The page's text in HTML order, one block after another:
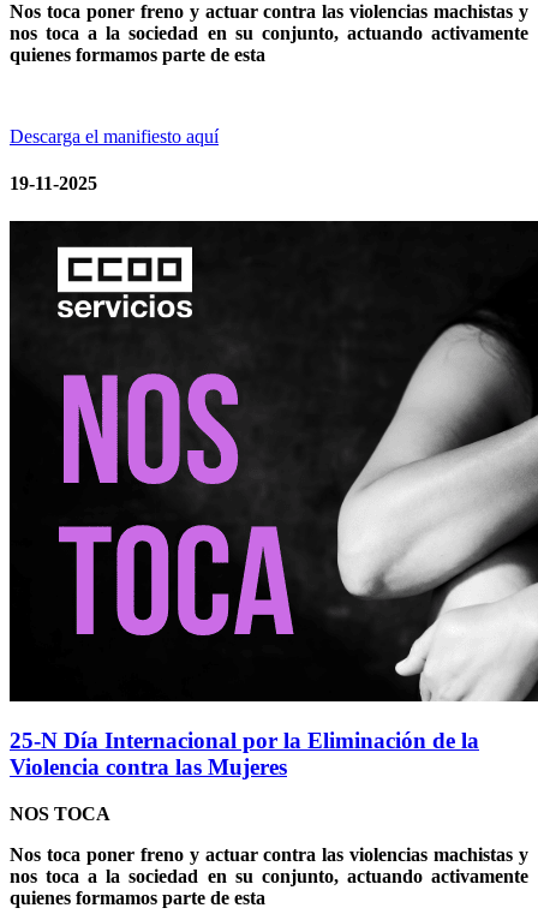
Nos toca poner freno y actuar contra las violencias machistas y
nos toca a la sociedad en su conjunto, actuando activamente
quienes formamos parte de esta
Descarga el manifiesto aquí
19-11-2025
25-N Día Internacional por la Eliminación de la
Violencia contra las Mujeres
NOS TOCA
Nos toca poner freno y actuar contra las violencias machistas y
nos toca a la sociedad en su conjunto, actuando activamente
quienes formamos parte de esta